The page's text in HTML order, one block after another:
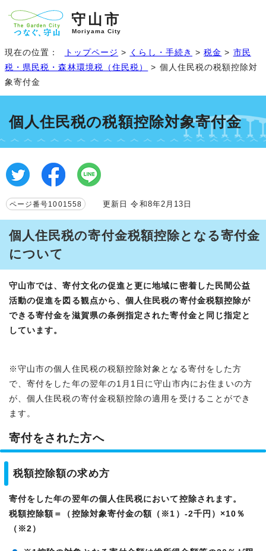
守山市
Moriyama City
現在の位置： トップページ > くらし・手続き >税金 > 市民
税・県民税・森林環境税（住民税）
> 個人住民税の税額控除対
象寄付金
個人住民税の税額控除対象寄付金
ページ番号1001558 更新日 令和8年2月13日
個人住民税の寄付金税額控除となる寄付金
について
守山市では、寄付文化の促進と更に地域に密着した民間公益
活動の促進を図る観点から、個人住民税の寄付金税額控除が
できる寄付金を滋賀県の条例指定された寄付金と同じ指定と
しています。
※守山市の個人住民税の税額控除対象となる寄付をした方
で、寄付をした年の翌年の1月1日に守山市内にお住まいの方
が、個人住民税の寄付金税額控除の適用を受けることができ
ます。
寄付をされた方へ
税額控除額の求め方
寄付をした年の翌年の個人住民税において控除されます。
税額控除額＝（控除対象寄付金の額（※1）-2千円）×10％
（※2）